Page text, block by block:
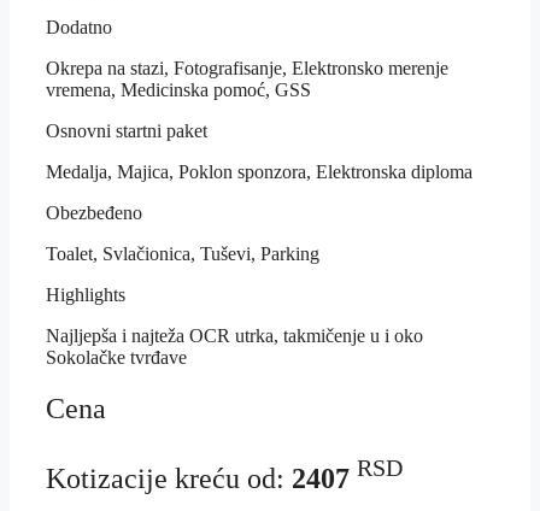
Dodatno
Okrepa na stazi, Fotografisanje, Elektronsko merenje
vremena, Medicinska pomoć, GSS
Osnovni startni paket
Medalja, Majica, Poklon sponzora, Elektronska diploma
Obezbeđeno
Toalet, Svlačionica, Tuševi, Parking
Highlights
Najljepša i najteža OCR utrka, takmičenje u i oko
Sokolačke tvrđave
Cena
Kotizacije kreću od: 2407 RSD